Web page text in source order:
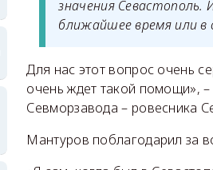
значения
ближайшее время или в
Для нас этот вопрос очень
очень ждет такой помощи»,
Севморзавода – ровесника
Мантуров поблагодарил за